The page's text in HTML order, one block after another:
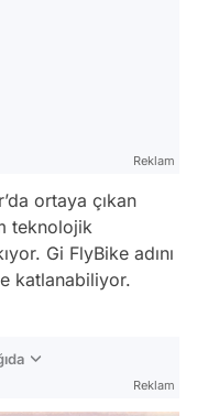
Reklam
ortaya çıkan
teknolojik
Gi FlyBike adını
katlanabiliyor.
Reklam